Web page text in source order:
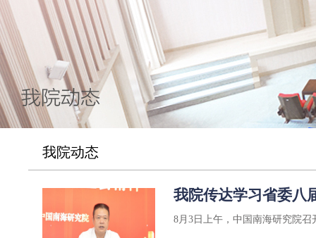
我院动态
我院传达学习省委八
8月3日上午，中国南海研究院